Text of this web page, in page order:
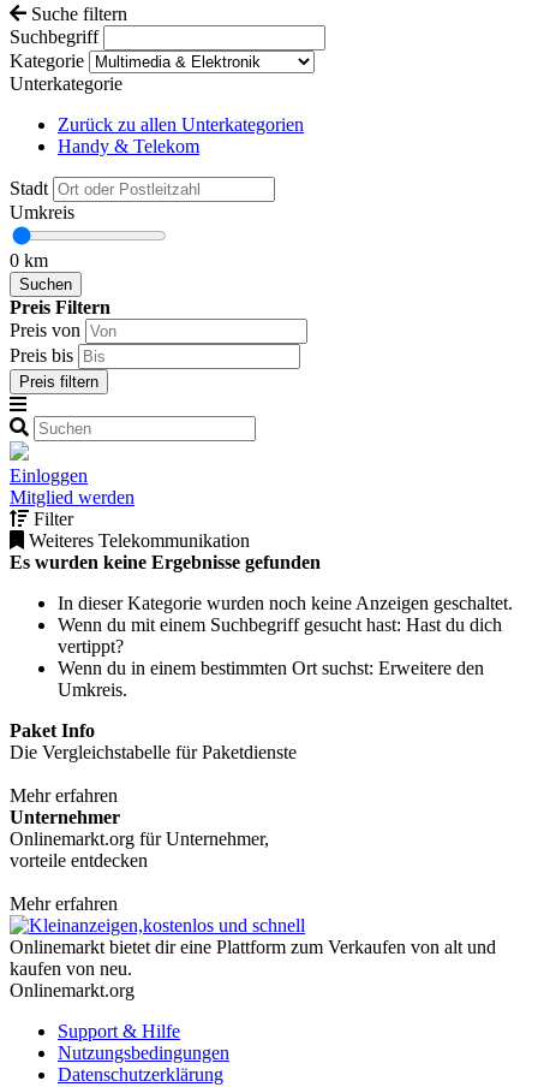
Suche filtern
Suchbegriff
Kategorie
Unterkategorie
Zurück zu allen Unterkategorien
Handy & Telekom
Stadt
Umkreis
0 km
Preis Filtern
Preis von
Preis bis
Einloggen
Mitglied werden
Filter
Weiteres Telekommunikation
Es wurden keine Ergebnisse gefunden
In dieser Kategorie wurden noch keine Anzeigen geschaltet.
Wenn du mit einem Suchbegriff gesucht hast: Hast du dich
vertippt?
Wenn du in einem bestimmten Ort suchst: Erweitere den
Umkreis.
Paket Info
Die Vergleichstabelle für Paketdienste
Mehr erfahren
Unternehmer
Onlinemarkt.org für Unternehmer,
vorteile entdecken
Mehr erfahren
Onlinemarkt bietet dir eine Plattform zum Verkaufen von alt und
kaufen von neu.
Onlinemarkt.org
Support & Hilfe
Nutzungsbedingungen
Datenschutzerklärung